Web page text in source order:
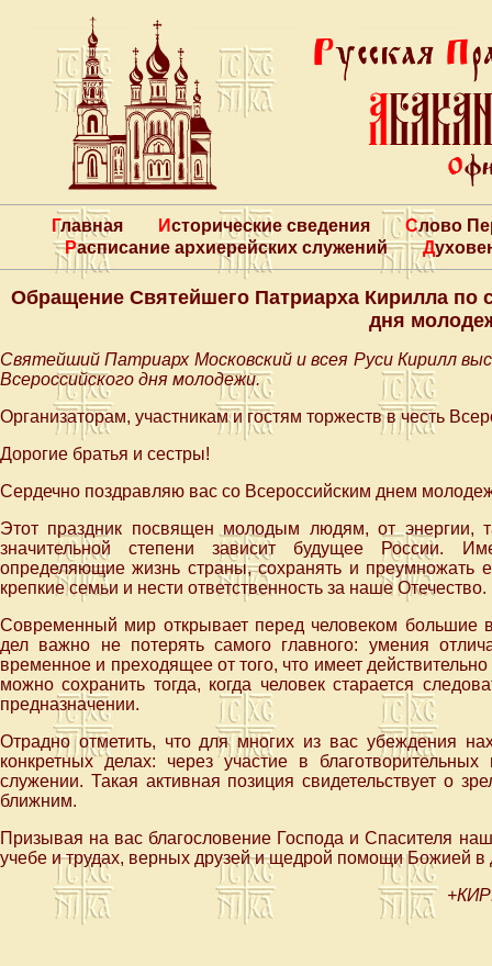
Главная Исторические сведения
Слово
Расписание архиерейских служений
Обращение Святейшего Патриарха Кирилла по
дня
Святейший Патриарх Московский и всея Руси Кирилл
Всероссийского дня молодежи.
Организаторам, участникам и гостям торжеств в честь
Дорогие братья и сестры!
Сердечно поздравляю вас со Всероссийским днем
Этот праздник посвящен молодым людям, от энергии,
значительной степени зависит будущее России.
определяющие жизнь страны, сохранять и преумножать
крепкие семьи и нести ответственность за наше Отечество.
Современный мир открывает перед человеком большие
дел важно не потерять самого главного: умения
временное и преходящее от того, что имеет
можно сохранить тогда, когда человек старается
предназначении.
Отрадно отметить, что для многих из вас убеждения
конкретных делах: через участие в
служении. Такая активная позиция свидетельствует о
ближним.
Призывая на вас благословение Господа и Спасителя
учебе и трудах, верных друзей и щедрой помощи Божией в